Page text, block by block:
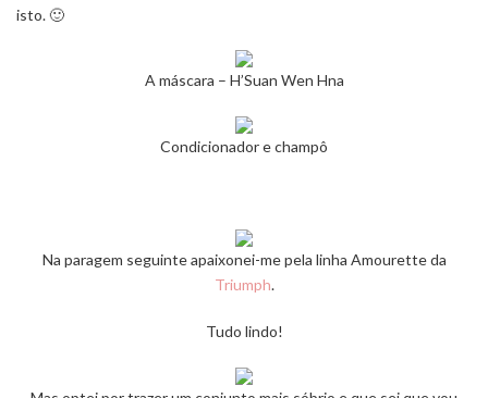
isto. 🙂
A máscara – H’Suan Wen Hna
Condicionador e champô
Na paragem seguinte apaixonei-me pela linha Amourette da
Triumph.
Tudo lindo!